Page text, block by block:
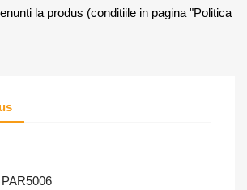
la produs (conditiile in pagina "Politica
PAR5006